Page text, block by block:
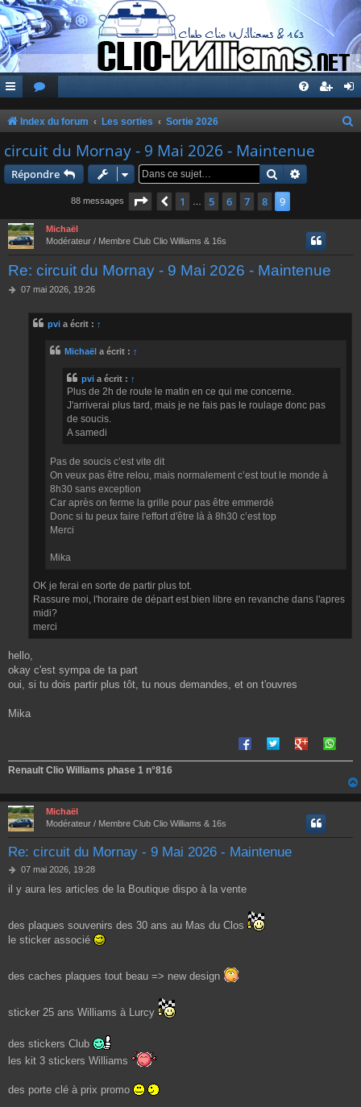
Index du forum Les sorties Sortie 2026
circuit du Mornay - 9 Mai 2026 - Maintenue
Répondre Rechercher
88 messages Page sur
Précédente
1 5 6 7 8 9
Michaël
Modérateur / Membre Club Clio Williams & 16s
Re: circuit du Mornay - 9 Mai 2026 - Maintenue
M
07 mai 2026, 19:26
pvi a écrit : ↑
Michaël a écrit : ↑
pvi a écrit : ↑
Plus de 2h de route le matin en ce qui me concerne.
J'arriverai plus tard, mais je ne fais pas le roulage donc pas
de soucis.
A samedi
Pas de soucis c’est vite dit
On veux pas être relou, mais normalement c’est tout le monde à
8h30 sans exception
Car après on ferme la grille pour pas être emmerdé
Donc si tu peux faire l'effort d'être là à 8h30 c’est top
Merci
Mika
OK je ferai en sorte de partir plus tot.
Rassure moi, l'horaire de départ est bien libre en revanche dans l'apres
midi?
merci
hello,
okay c'est sympa de ta part
oui, si tu dois partir plus tôt, tu nous demandes, et on t'ouvres
Mika
Renault Clio Williams phase 1 n°816
Michaël
Modérateur / Membre Club Clio Williams & 16s
Re: circuit du Mornay - 9 Mai 2026 - Maintenue
M
s
g
e
07 mai 2026, 19:28
il y aura les articles de la Boutique dispo à la vente
des plaques souvenirs des 30 ans au Mas du Clos
le sticker associé
des caches plaques tout beau => new design
sticker 25 ans Williams à Lurcy
des stickers Club
les kit 3 stickers Williams
des porte clé à prix promo